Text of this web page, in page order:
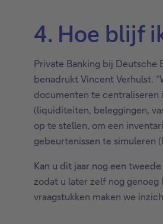
4. Hoe blijf
Private Banking bij Deutsche
benadrukt Vincent Verhulst.
documenten te centraliseren
(liquiditeiten, beleggingen,
op te stellen, om een
gebeurtenissen te simuleren
Kan u dit jaar nog een
zodat u later zelf nog
vraagstukken maken we